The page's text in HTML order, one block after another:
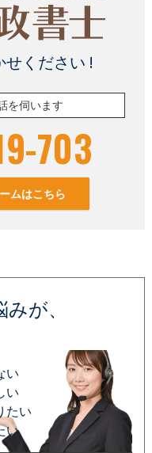
せください !
を伺います
703
ムはこちら
が、
い
い
たい
い